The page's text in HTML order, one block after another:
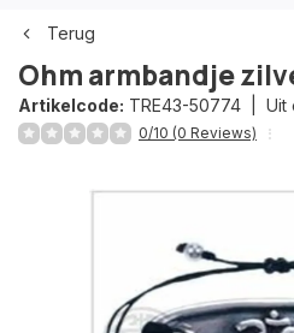
Terug
Ohm armbandje
Artikelcode: TRE43-50774 | Uit
0/10 (0 Reviews)